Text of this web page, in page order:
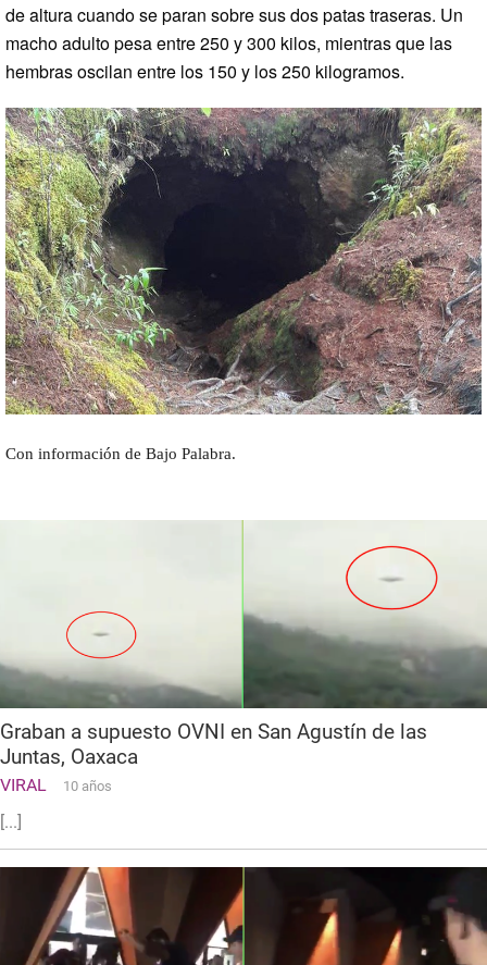
de altura cuando se paran sobre sus dos patas traseras. Un
macho adulto pesa entre 250 y 300 kilos, mientras que las
hembras oscilan entre los 150 y los 250 kilogramos.
Con información de Bajo Palabra.
Graban a supuesto OVNI en San Agustín de las
Juntas, Oaxaca
VIRAL 10 años
[...]